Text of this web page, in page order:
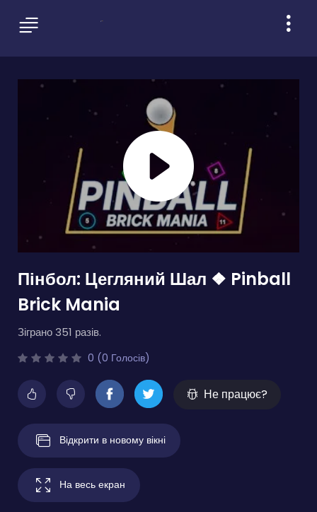
Пінбол: Цегляний Шал ❖ Pinball
Brick Mania
Зіграно 351 разів.
0 (0 Голосів)
Не працює?
Відкрити в новому вікні
На весь екран